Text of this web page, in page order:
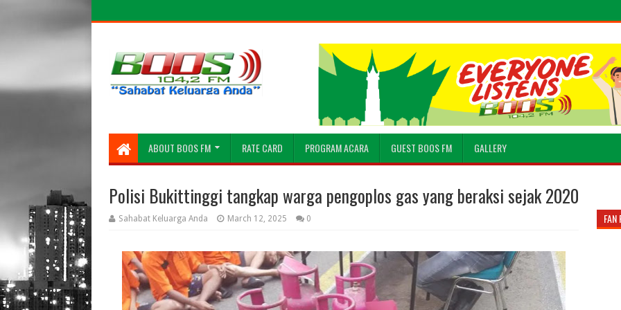
ABOUT BOOS FM RATE CARD PROGRAM ACARA GUEST BOOS FM GALLERY
Polisi Bukittinggi tangkap warga pengoplos gas yang beraksi sejak 2020
Sahabat Keluarga Anda March 12, 2025 0 FAN